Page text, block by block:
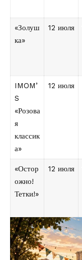
«Золуш
ка»
12 июля
IMOM’
S
«Розова
я
классик
а»
12 июля
«Остор
ожно!
Тетки!»
12 июля